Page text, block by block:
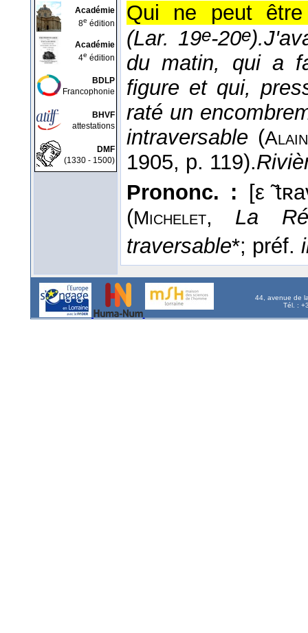
Académie
8e édition
Académie
4e édition
BDLP
Francophonie
BHVF
attestations
DMF
(1330 - 1500)
Qui ne peut être
(Lar. 19e-20e).
du matin, qui a
figure et qui,
raté un
intraversable (Alain
1905, p. 119).
Prononc. :
[ε
(Michelet, La
traversable*; préf.
44, avenue de
Tél. :